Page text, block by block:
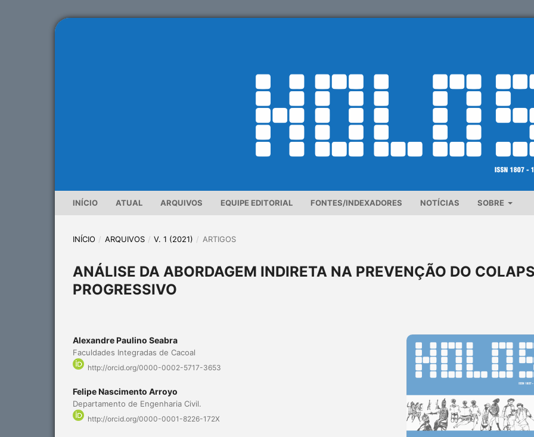
INÍCIO ATUAL ARQUIVOS EQUIPE EDITORIAL FONTES/INDEXADORES NOTÍCIAS SOBRE
INÍCIO / ARQUIVOS / V. 1 (2021) / ARTIGOS
ANÁLISE DA ABORDAGEM INDIRETA NA PREVENÇÃO DO
PROGRESSIVO
Alexandre Paulino Seabra
Faculdades Integradas de Cacoal
http://orcid.org/0000-0002-5717-3653
Felipe Nascimento Arroyo
Departamento de Engenharia Civil.
http://orcid.org/0000-0001-8226-172X